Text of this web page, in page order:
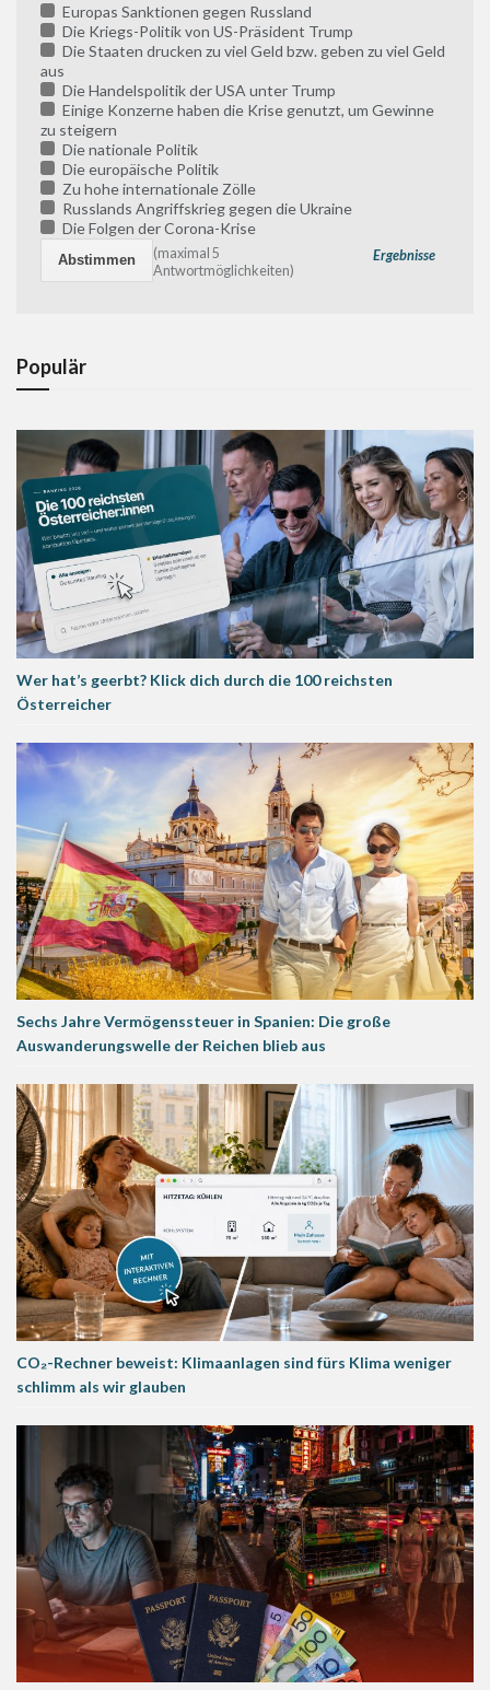
Europas Sanktionen gegen Russland
Die Kriegs-Politik von US-Präsident Trump
Die Staaten drucken zu viel Geld bzw. geben zu viel Geld
aus
Die Handelspolitik der USA unter Trump
Einige Konzerne haben die Krise genutzt, um Gewinne
zu steigern
Die nationale Politik
Die europäische Politik
Zu hohe internationale Zölle
Russlands Angriffskrieg gegen die Ukraine
Die Folgen der Corona-Krise
Ergebnisse
(maximal 5
Antwortmöglichkeiten)
Populär
Wer hat’s geerbt? Klick dich durch die 100 reichsten
Österreicher
Sechs Jahre Vermögenssteuer in Spanien: Die große
Auswanderungswelle der Reichen blieb aus
CO₂-Rechner beweist: Klimaanlagen sind fürs Klima weniger
schlimm als wir glauben